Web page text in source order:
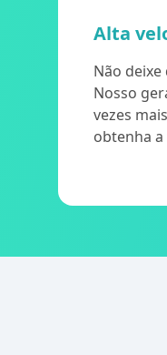
Alta
Não
Nosso
vezes
obtenha